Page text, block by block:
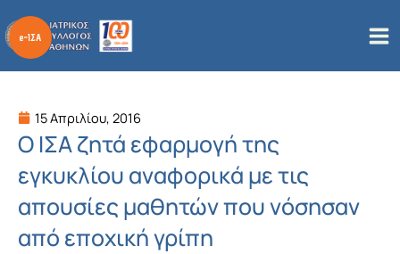
στο
περιεχόμενο
15 Απριλίου, 2016
Ο ΙΣΑ ζητά εφαρμογή της
εγκυκλίου αναφορικά με τις
απουσίες μαθητών που νόσησαν
από εποχική γρίπη